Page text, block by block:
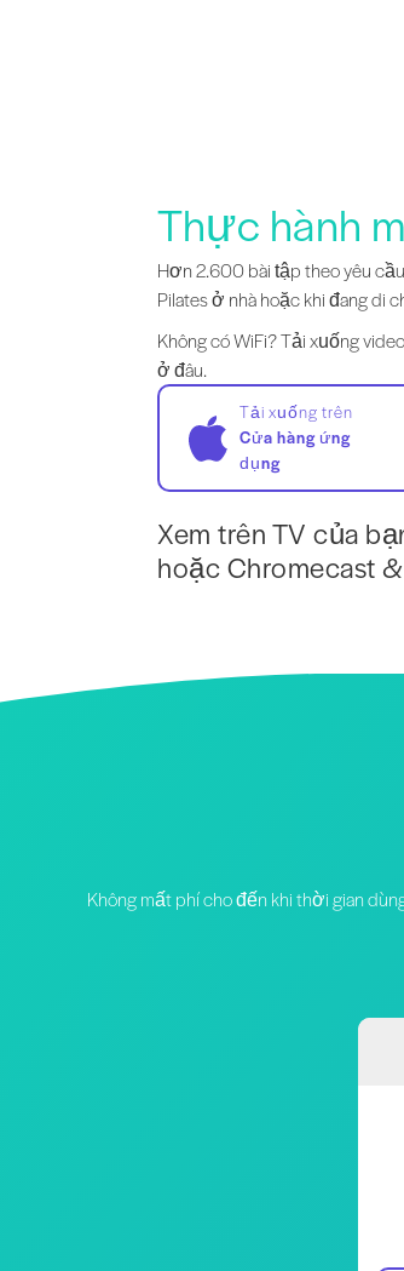
Thực hành
Hơn 2.600 bài tập theo yêu
Pilates ở nhà hoặc khi đang di
Không có WiFi? Tải xuống
ở đâu.
Tải xuống trên
Cửa hàng ứng
dụng
Xem trên TV của
hoặc Chromecast
Không mất phí cho đến khi thời gian